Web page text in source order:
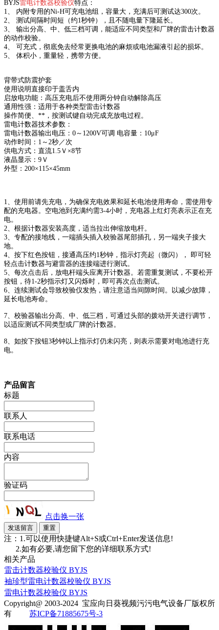
BYJS雷电计数器校验仪特点：
1、 内附专用的Ni-H可充电池组，容量大，充满后可测试达300次。
2、 测试间隔时间短（约1秒钟），且不随电量下隆延长。
3、 输出分高、中、低三档可调，能适应不同类型和厂牌的雷击计数器
的动作校验。
4、 可充式，彻底免去经常更换电池的麻烦或电池漏液引起的损坏。
5、 体积小，重量轻，携带方便。
背带式防震护套
使用说明直接印于盖舌内
启放电功能：高压充电后不使用两分钟自动解除高压
通用性强：适用于各种类型雷击计数器
操作简便、**，按测试键自动完成充放电过程。
雷电计数器技术参数：
雷电计数器输出电压：0～1200V可调 电容量：10μF
动作时间：1～2秒／次
供电方式：直流1.5Ｖ×8节
液晶显示：9Ｖ
外型：200×115×45mm
1、使用前请先充电，为确保充电效果和延长电池使用寿命，需使用专
配的充电器。空电池到充满约需3-4小时，充电器上红灯亮表示正在充
电。
2、根据计数器安装高度，适当拉出伸缩放电杆。
3、专配的接地线，一端插头插入校验器尾部插孔，另一端夹子接大
地。
4、按下红色按钮，接通高压约1秒钟，指示灯亮起（微闪）， 即可轻
轻点击计数器与避雷器的连接端进行测试。
5、每次点击后，放电杆端头应离开计数器。若需重复测试，不要松开
按钮，待1-2秒指示灯又闪烁时，即可再次点击测试。
6、连续测试会导致校验仪发热，请注意适当间隙时间。以减少故障，
延长电池寿命。
7、校验器输出分高、中、低三档，可通过头部的拨动开关进行调节，
以适应测试不同类型或厂牌的计数器。
8、如按下按钮3秒钟以上指示灯仍未闪亮，则表示需要对电池进行充
电。
产品留言
标题
联系人
联系电话
内容
验证码
点击换一张
注：1.可以使用快捷键Alt+S或Ctrl+Enter发送信息!
2.如有必要,请您留下您的详细联系方式!
相关产品
雷击计数器校验仪 BYJS
袖珍型雷电计数器校验仪 BYJS
雷电计数器校验仪 BYJS
Copyright@ 2003-2024 宝应向日葵视频污污电气设备厂版权所
有
苏ICP备71885675号-3